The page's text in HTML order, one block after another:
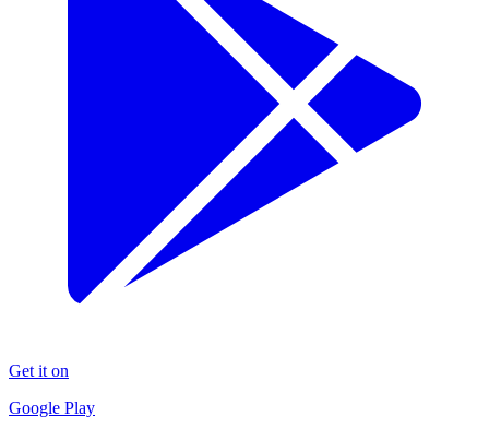
Get it on
Google Play